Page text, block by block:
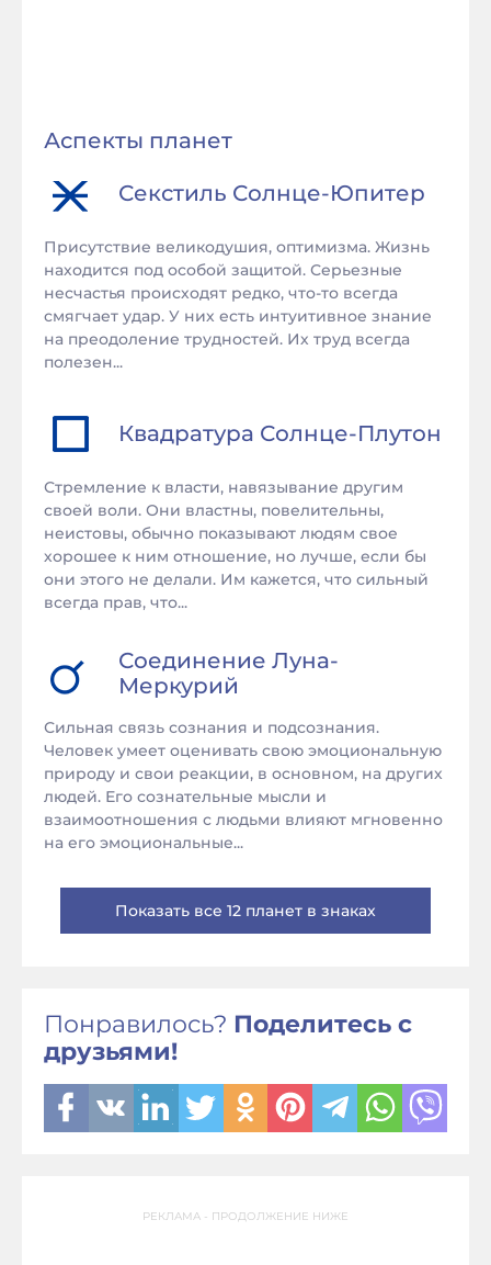
Аспекты планет
Секстиль Солнце-Юпитер
Присутствие великодушия, оптимизма. Жизнь
находится под особой защитой. Серьезные
несчастья происходят редко, что-то всегда
смягчает удар. У них есть интуитивное знание
на преодоление трудностей. Их труд всегда
полезен...
Квадратура Солнце-Плутон
Стремление к власти, навязывание другим
своей воли. Они властны, повелительны,
неистовы, обычно показывают людям свое
хорошее к ним отношение, но лучше, если бы
они этого не делали. Им кажется, что сильный
всегда прав, что...
Соединение Луна-
Меркурий
Сильная связь сознания и подсознания.
Человек умеет оценивать свою эмоциональную
природу и свои реакции, в основном, на других
людей. Его сознательные мысли и
взаимоотношения с людьми влияют мгновенно
на его эмоциональные...
Показать все 12 планет в знаках
Понравилось? Поделитесь с
друзьями!
РЕКЛАМА - ПРОДОЛЖЕНИЕ НИЖЕ